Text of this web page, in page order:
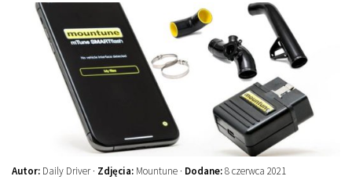
Przelicznik mocy
Auto z niemiec
Autor: Daily Driver · Zdjęcia: Mountune · Dodane:8 czerwca 2021